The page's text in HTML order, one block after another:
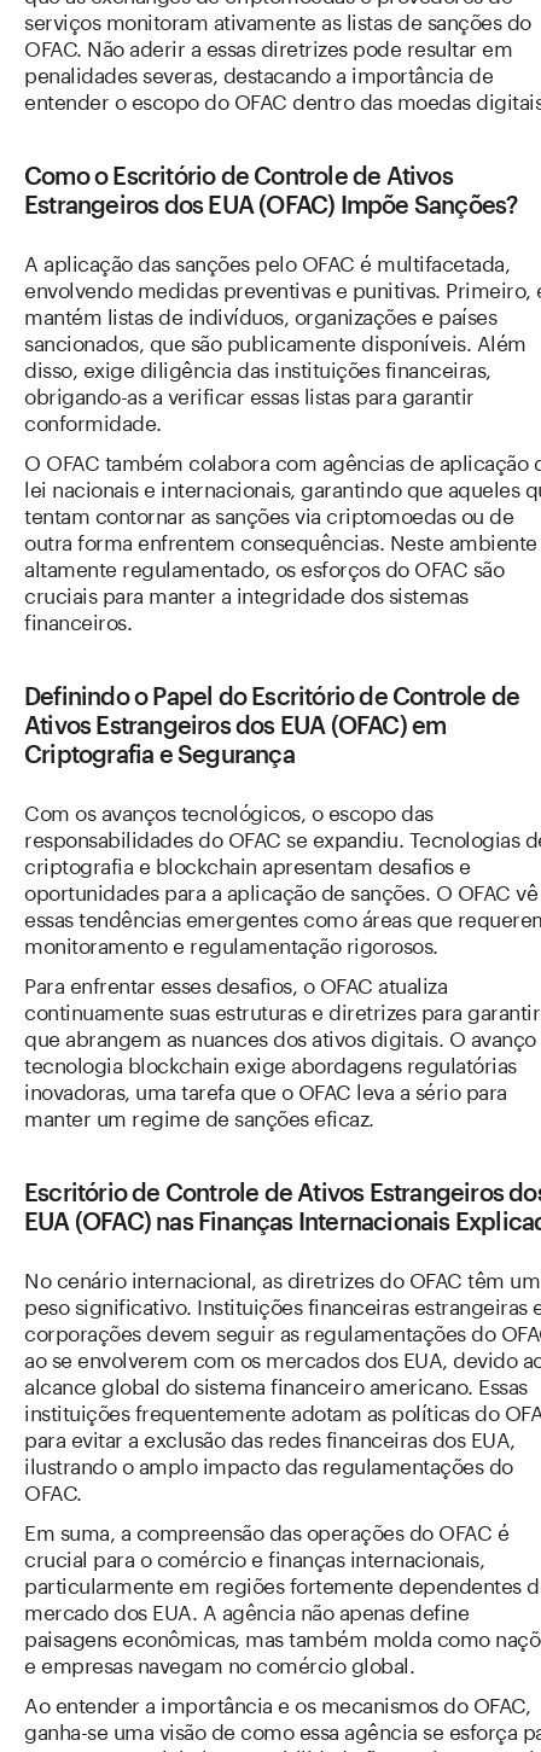
serviços monitoram ativamente as listas de sanções do
OFAC. Não aderir a essas diretrizes pode resultar em
penalidades severas, destacando a importância de
entender o escopo do OFAC dentro das moedas
Como o Escritório de Controle de Ativos
Estrangeiros dos EUA (OFAC) Impõe Sanções?
A aplicação das sanções pelo OFAC é multifacetada,
envolvendo medidas preventivas e punitivas. Primeiro,
mantém listas de indivíduos, organizações e países
sancionados, que são publicamente disponíveis. Além
disso, exige diligência das instituições financeiras,
obrigando-as a verificar essas listas para garantir
conformidade.
O OFAC também colabora com agências de aplicação
lei nacionais e internacionais, garantindo que aqueles
tentam contornar as sanções via criptomoedas ou de
outra forma enfrentem consequências. Neste ambiente
altamente regulamentado, os esforços do OFAC são
cruciais para manter a integridade dos sistemas
financeiros.
Definindo o Papel do Escritório de Controle de
Ativos Estrangeiros dos EUA (OFAC) em
Criptografia e Segurança
Com os avanços tecnológicos, o escopo das
responsabilidades do OFAC se expandiu. Tecnologias
criptografia e blockchain apresentam desafios e
oportunidades para a aplicação de sanções. O OFAC vê
essas tendências emergentes como áreas que
monitoramento e regulamentação rigorosos.
Para enfrentar esses desafios, o OFAC atualiza
continuamente suas estruturas e diretrizes para garantir
que abrangem as nuances dos ativos digitais. O
tecnologia blockchain exige abordagens regulatórias
inovadoras, uma tarefa que o OFAC leva a sério para
manter um regime de sanções eficaz.
Escritório de Controle de Ativos Estrangeiros
EUA (OFAC) nas Finanças Internacionais
No cenário internacional, as diretrizes do OFAC têm um
peso significativo. Instituições financeiras estrangeiras
corporações devem seguir as regulamentações do
ao se envolverem com os mercados dos EUA, devido
alcance global do sistema financeiro americano. Essas
instituições frequentemente adotam as políticas do
para evitar a exclusão das redes financeiras dos EUA,
ilustrando o amplo impacto das regulamentações do
OFAC.
Em suma, a compreensão das operações do OFAC é
crucial para o comércio e finanças internacionais,
particularmente em regiões fortemente dependentes
mercado dos EUA. A agência não apenas define
paisagens econômicas, mas também molda como
e empresas navegam no comércio global.
Ao entender a importância e os mecanismos do OFAC,
ganha-se uma visão de como essa agência se esforça